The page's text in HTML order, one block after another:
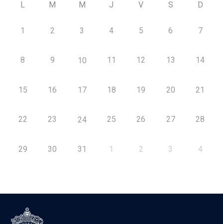
L M M J V S D
1 2 3 4 5 6 7
8 9 10 11 12 13 14
15 16 17 18 19 20 21
22 23 24 25 26 27 28
29 30 31 1 2 3 4